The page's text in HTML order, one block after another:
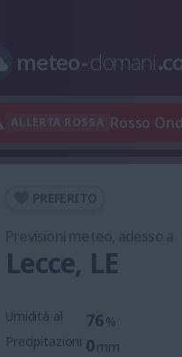
meteo-domani.
ALLERTA ROSSA Rosso
Lecce, LE
Umidità al 76%
Precipitazioni 0mm